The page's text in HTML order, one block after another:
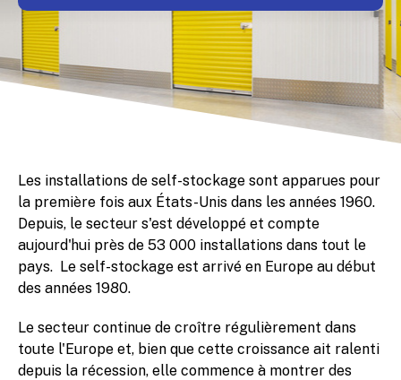
Les installations de self-stockage sont apparues pour
la première fois aux États-Unis dans les années 1960.
Depuis, le secteur s'est développé et compte
aujourd'hui près de 53 000 installations dans tout le
pays. Le self-stockage est arrivé en Europe au début
des années 1980.
Le secteur continue de croître régulièrement dans
toute l'Europe et, bien que cette croissance ait ralenti
depuis la récession, elle commence à montrer des